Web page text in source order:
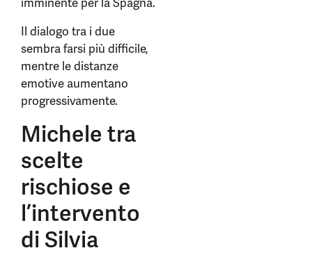
Il dialogo tra i due
sembra farsi più difficile,
mentre le distanze
emotive aumentano
progressivamente.
Michele tra
scelte
rischiose e
l’intervento
di Silvia